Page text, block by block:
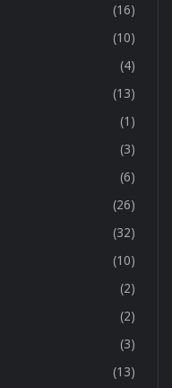
(16)
(10)
(4)
(13)
(1)
(3)
(6)
(26)
(32)
(10)
(2)
(2)
(3)
(13)